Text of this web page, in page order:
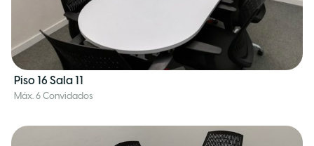
Piso 16 Sala 11
Máx. 6 Convidados